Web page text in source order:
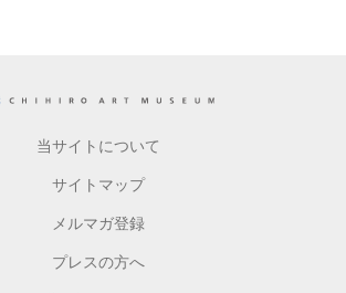
当サイトについて
サイトマップ
メルマガ登録
プレスの方へ